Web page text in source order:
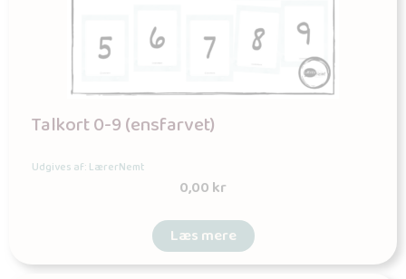
Talkort 0-9 (ensfarvet)
Udgives af: LærerNemt
0,00kr
Læs mere